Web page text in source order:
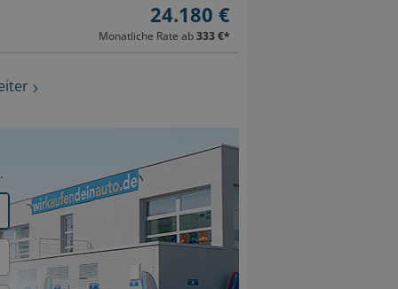
24.180 €
Monatliche Rate ab333 €*